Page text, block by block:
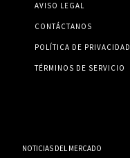
AVISO LEGAL
CONTÁCTANOS
POLÍTICA DE PRIVACIDAD
TÉRMINOS DE SERVICIO
NOTICIAS DEL MERCADO